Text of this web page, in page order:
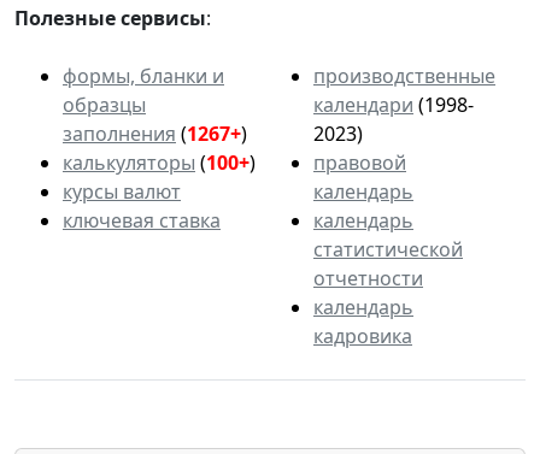
Полезные сервисы:
формы, бланки и
образцы
заполнения (1267+)
калькуляторы (100+)
курсы валют
ключевая ставка
производственные
календари (1998-
2023)
правовой
календарь
календарь
статистической
отчетности
календарь
кадровика